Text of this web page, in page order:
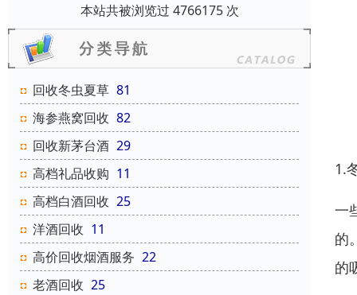
本站共被浏览过 4766175 次
回收冬虫夏草 81
海参燕窝回收 82
回收新茅台酒 29
高档礼品收购 11
高档白酒回收 25
洋酒回收 11
高价回收烟酒服务 22
老酒回收 25
1.
一
的
的